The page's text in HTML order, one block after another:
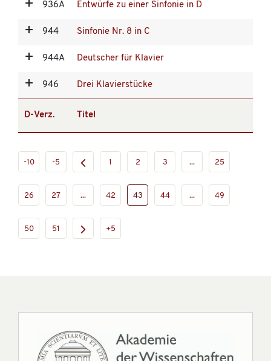
936A Entwürfe zu einer Sinfonie in D
944 Sinfonie Nr. 8 in C
944A Deutscher für Klavier
946 Drei Klavierstücke
D-Verz. Titel
-10 -5 1 2 3 ... 25
26 27 ... 42 43 44 ... 49
50 51 +5